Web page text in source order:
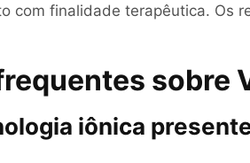
com finalidade terapêutica. Os
sobre
iônica